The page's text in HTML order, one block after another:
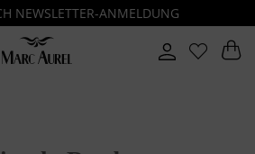
NEWSLETTER-ANMELDUNG